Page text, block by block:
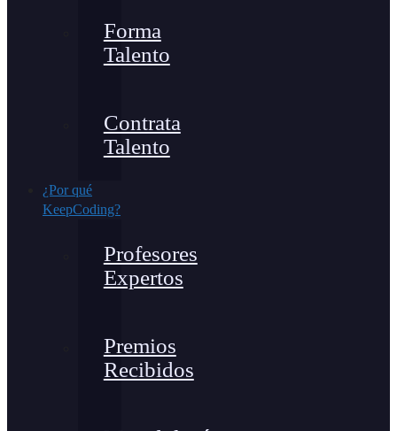
Forma
Talento
Contrata
Talento
¿Por qué
KeepCoding?
Profesores
Expertos
Premios
Recibidos